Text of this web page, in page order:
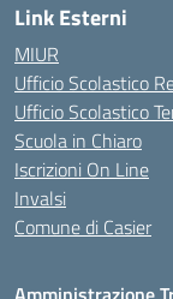
Link Esterni
MIUR
Ufficio Scolastico
Ufficio Scolastico
Scuola in Chiaro
Iscrizioni On Line
Invalsi
Comune di Casier